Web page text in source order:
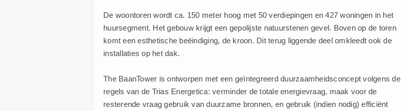
De woontoren wordt ca. 150 meter hoog met 50 verdiepingen en 427 woningen in het
huursegment. Het gebouw krijgt een gepolijste natuurstenen gevel. Boven op de toren
komt een esthetische beëindiging, de kroon. Dit terug liggende deel omkleedt ook de
installaties op het dak.
The BaanTower is ontworpen met een geïntegreerd duurzaamheidsconcept volgens de
regels van de Trias Energetica: verminder de totale energievraag, maak voor de
resterende vraag gebruik van duurzame bronnen, en gebruik (indien nodig) efficiënt